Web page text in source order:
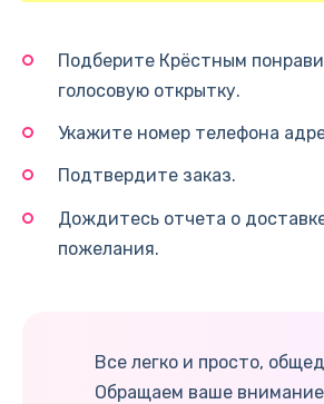
Подберите Крёстным
голосовую открытку.
Укажите номер телефона
Подтвердите заказ.
Дождитесь отчета о
пожелания.
Все легко и просто,
Обращаем ваше